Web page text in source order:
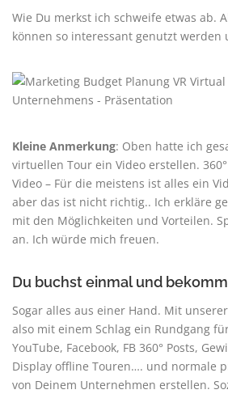
Wie Du merkst ich schweife etwas ab.
können so interessant genutzt werden
Kleine Anmerkung: Oben hatte ich
virtuellen Tour ein Video erstellen.
Video – Für die meistens ist alles ein
aber das ist nicht richtig.. Ich erkläre
mit den Möglichkeiten und Vorteilen.
an. Ich würde mich freuen.
Du buchst einmal und
Sogar alles aus einer Hand. Mit
also mit einem Schlag ein Rundgang
YouTube, Facebook, FB 360° Posts,
Display offline Touren…. und normale
von Deinem Unternehmen erstellen.